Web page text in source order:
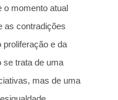
o momento atual
as contradições
proliferação e da
se trata de uma
mas de uma